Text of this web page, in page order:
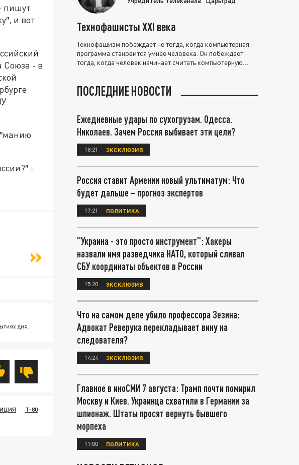
пишут
и вот
Союза - в
-
дня.
Т-80
Технофашисты XXI века
Технофашизм побеждает не тогда, когда компьютерная
программа становится умнее человека. Он побеждает
тогда, когда человек начинает считать компьютерную
ПОСЛЕДНИЕ НОВОСТИ
Ежедневные удары по сухогрузам. Одесса.
Николаев. Зачем Россия выбивает эти цели?
18:21 ЭКСКЛЮЗИВ
Россия ставит Армении новый ультиматум: Что
будет дальше – прогноз экспертов
17:21 ПОЛИТИКА
"Украина - это просто инструмент": Хакеры
назвали имя разведчика НАТО, который сливал
СБУ координаты объектов в России
15:20 ЭКСКЛЮЗИВ
Что на самом деле убило профессора Зезина:
Адвокат Реверука перекладывает вину на
следователя?
14:24 ЭКСКЛЮЗИВ
Главное в иноСМИ 7 августа: Трамп почти помирил
Москву и Киев. Украинца схватили в Германии за
шпионаж. Штаты просят вернуть бывшего
морпеха
11:00 ПОЛИТИКА